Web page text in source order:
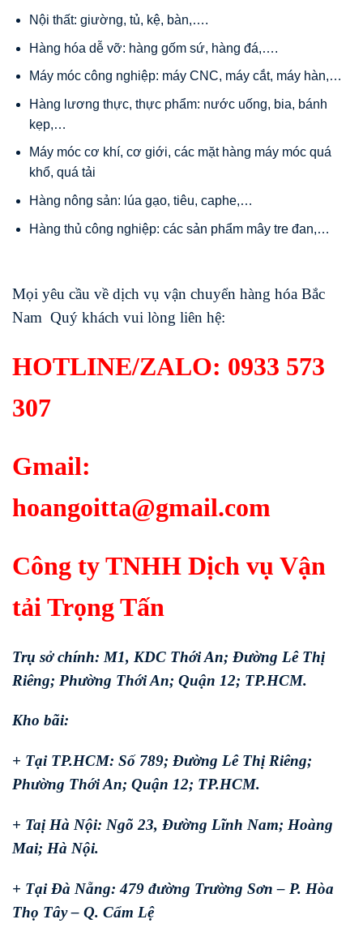
Nội thất: giường, tủ, kệ, bàn,….
Hàng hóa dễ vỡ: hàng gốm sứ, hàng đá,….
Máy móc công nghiệp: máy CNC, máy cắt, máy hàn,…
Hàng lương thực, thực phẩm: nước uống, bia, bánh
kẹp,…
Máy móc cơ khí, cơ giới, các mặt hàng máy móc quá
khổ, quá tải
Hàng nông sản: lúa gạo, tiêu, caphe,…
Hàng thủ công nghiệp: các sản phẩm mây tre đan,…
Mọi yêu cầu về dịch vụ vận chuyển hàng hóa Bắc
Nam Quý khách vui lòng liên hệ:
HOTLINE/ZALO: 0933 573
307
Gmail:
hoangoitta@gmail.com
Công ty TNHH Dịch vụ Vận
tải Trọng Tấn
Trụ sở chính: M1, KDC Thới An; Đường Lê Thị
Riêng; Phường Thới An; Quận 12; TP.HCM.
Kho bãi:
+ Tại TP.HCM: Số 789; Đường Lê Thị Riêng;
Phường Thới An; Quận 12; TP.HCM.
+ Taị Hà Nội: Ngõ 23, Đường Lĩnh Nam; Hoàng
Mai; Hà Nội.
+ Tại Đà Nẵng: 479 đường Trường Sơn – P. Hòa
Thọ Tây – Q. Cẩm Lệ